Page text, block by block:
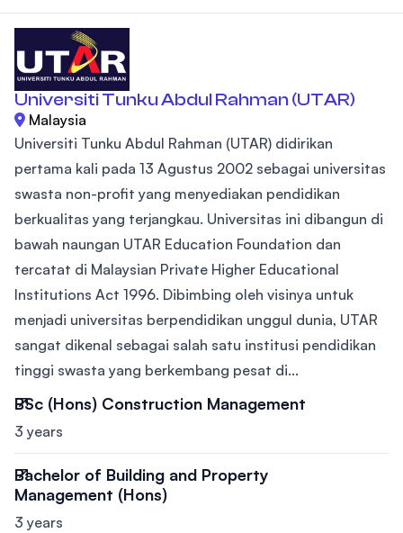
Universiti Tunku Abdul Rahman (UTAR)
Malaysia
Universiti Tunku Abdul Rahman (UTAR) didirikan
pertama kali pada 13 Agustus 2002 sebagai universitas
swasta non-profit yang menyediakan pendidikan
berkualitas yang terjangkau. Universitas ini dibangun di
bawah naungan UTAR Education Foundation dan
tercatat di Malaysian Private Higher Educational
Institutions Act 1996. Dibimbing oleh visinya untuk
menjadi universitas berpendidikan unggul dunia, UTAR
sangat dikenal sebagai salah satu institusi pendidikan
tinggi swasta yang berkembang pesat di...
BSc (Hons) Construction Management
3 years
Bachelor of Building and Property
Management (Hons)
3 years